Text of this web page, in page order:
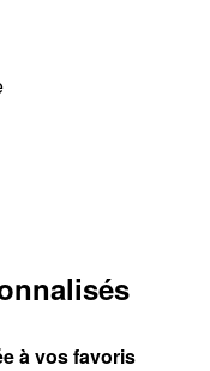
à vos favoris